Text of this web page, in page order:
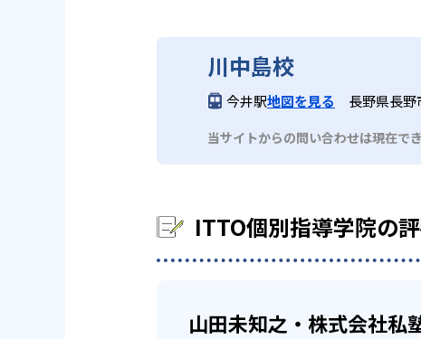
02
単元別に用意されたオリジナル模
試で確認する流れである。
に特化した授業。自分が選択して
る。授業内容がわからないまま進
ITTO個別指導学院では、「テス
アップすることが可能。受講して
普段からは月例のオリジナル模試
用して、自分の苦手な単元の理解
高校生では、自分の希望に応じた
また、自由に授業の形式、科目、
目は国数英理社から選べる。自分
校舎数がものすごく多いのも特徴
ある。
ITTO個別指導学院は、研修を積
ITTO個別指導学院ではサイトでは
い。川中島校
今井駅地図を見る 長野県長野
当サイトからの問い合わせは現在で
ITTO個別指導学院の
山田未知之・株式会社私